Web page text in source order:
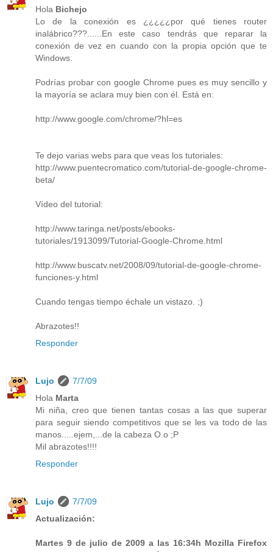
Hola Bichejo
Lo de la conexión es ¿¿¿¿¿por qué tienes router
inalábrico???......En este caso tendrás que reparar la
conexión de vez en cuando con la propia opción que te
Windows.
Podrías probar con google Chrome pues es muy sencillo y
la mayoría se aclara muy bien con él. Está en:
http://www.google.com/chrome/?hl=es
Te dejo varias webs para que veas los tutoriales:
http://www.puentecromatico.com/tutorial-de-google-chrome-
beta/
Vídeo del tutorial:
http://www.taringa.net/posts/ebooks-
tutoriales/1913099/Tutorial-Google-Chrome.html
http://www.buscatv.net/2008/09/tutorial-de-google-chrome-
funciones-y.html
Cuando tengas tiempo échale un vistazo. ;)
Abrazotes!!
Responder
Lujo
7/7/09
Hola Marta
Mi niña, creo que tienen tantas cosas a las que superar
para seguir siendo competitivos que se les va todo de las
manos.....ejem,...de la cabeza O.o ;P
Mil abrazotes!!!!
Responder
Lujo
7/7/09
Actualización:
Martes 9 de julio de 2009 a las 16:34h Mozilla Firefox